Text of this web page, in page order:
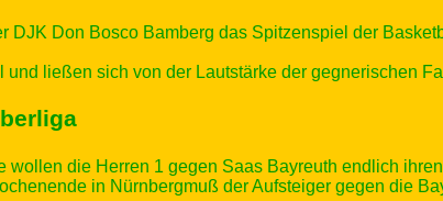
DJK Don Bosco Bamberg das Spitzenspiel der
ließen sich von der Lautstärke der gegnerischen
wollen die Herren 1 gegen Saas Bayreuth endlich
in Nürnbergmuß der Aufsteiger gegen die